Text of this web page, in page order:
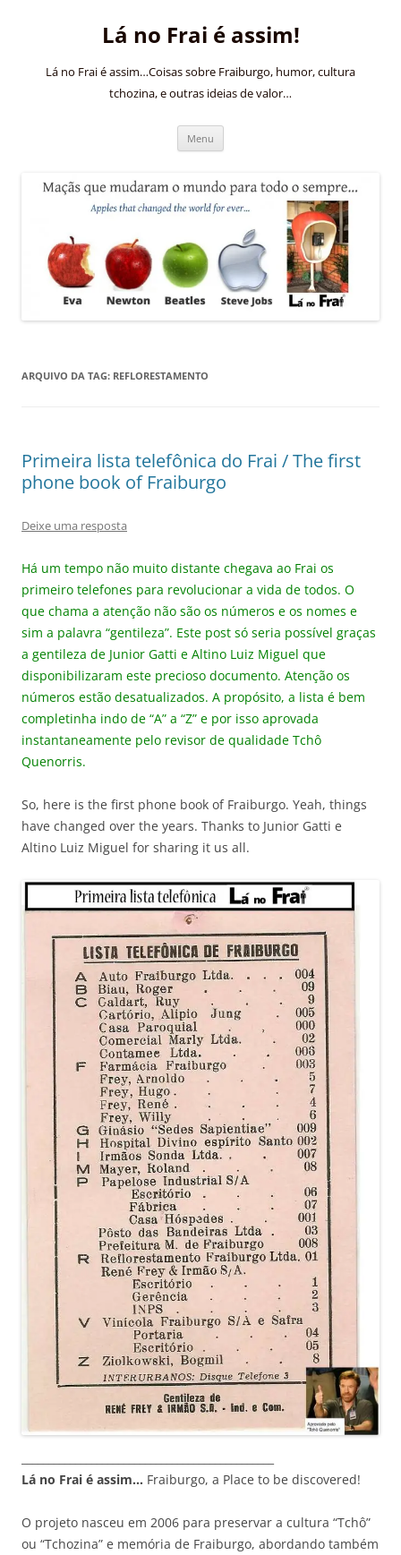
Lá no Frai é assim!
Lá no Frai é assim…Coisas sobre Fraiburgo, humor, cultura
tchozina, e outras ideias de valor…
Menu
ARQUIVO DA TAG: REFLORESTAMENTO
Primeira lista telefônica do Frai / The first
phone book of Fraiburgo
Deixe uma resposta
Há um tempo não muito distante chegava ao Frai os
primeiro telefones para revolucionar a vida de todos. O
que chama a atenção não são os números e os nomes e
sim a palavra “gentileza”. Este post só seria possível graças
a gentileza de Junior Gatti e Altino Luiz Miguel que
disponibilizaram este precioso documento. Atenção os
números estão desatualizados. A propósito, a lista é bem
completinha indo de “A” a “Z” e por isso aprovada
instantaneamente pelo revisor de qualidade Tchô
Quenorris.
So, here is the first phone book of Fraiburgo. Yeah, things
have changed over the years. Thanks to Junior Gatti e
Altino Luiz Miguel for sharing it us all.
Lá no Frai é assim… Fraiburgo, a Place to be discovered!
O projeto nasceu em 2006 para preservar a cultura “Tchô”
ou “Tchozina” e memória de Fraiburgo, abordando também